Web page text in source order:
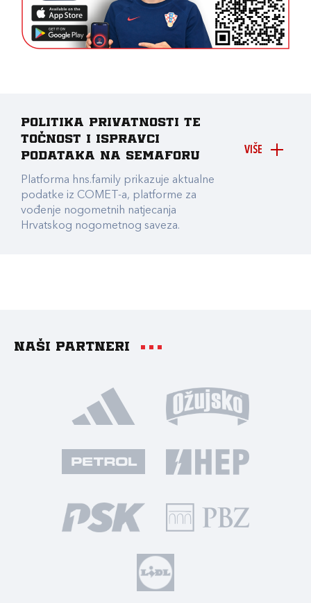
VIŠE
Politika privatnosti te
točnost i ispravci
podataka na Semaforu
Platforma hns.family prikazuje aktualne
podatke iz COMET-a, platforme za
vođenje nogometnih natjecanja
Hrvatskog nogometnog saveza.
Naši partneri